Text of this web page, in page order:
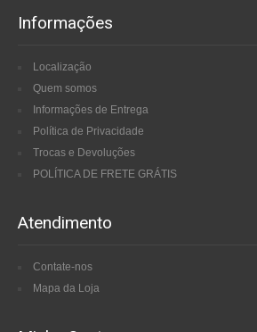
Informações
Localização
Quem somos
Informações de Entrega
Política de Privacidade
Trocas e Devoluções
POLÍTICA DE FRETE GRÁTIS
Atendimento
Contate-nos
Mapa da Loja